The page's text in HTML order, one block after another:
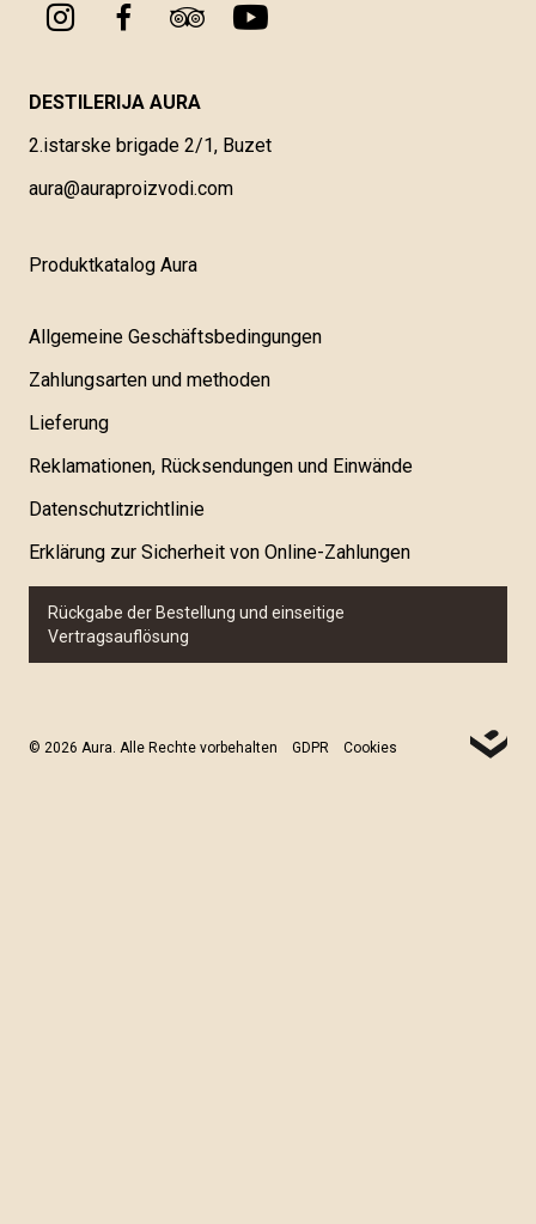
DESTILERIJA AURA
2.istarske brigade 2/1, Buzet
aura@auraproizvodi.com
Produktkatalog Aura
Allgemeine Geschäftsbedingungen
Zahlungsarten und methoden
Lieferung
Reklamationen, Rücksendungen und Einwände
Datenschutzrichtlinie
Erklärung zur Sicherheit von Online-Zahlungen
Rückgabe der Bestellung und einseitige
Vertragsauflösung
© 2026 Aura. Alle Rechte vorbehalten GDPR Cookies